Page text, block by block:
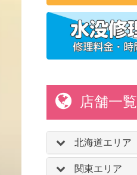
店舗一覧
北海道エリア
関東エリア